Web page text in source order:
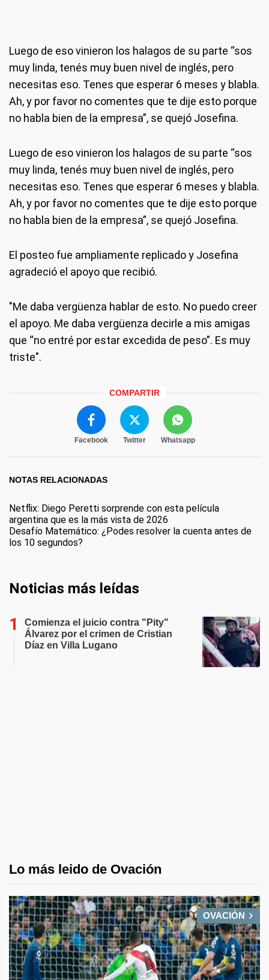
Luego de eso vinieron los halagos de su parte “sos
muy linda, tenés muy buen nivel de inglés, pero
necesitas eso. Tenes que esperar 6 meses y blabla.
Ah, y por favor no comentes que te dije esto porque
no habla bien de la empresa”, se quejó Josefina.
Luego de eso vinieron los halagos de su parte “sos
muy linda, tenés muy buen nivel de inglés, pero
necesitas eso. Tenes que esperar 6 meses y blabla.
Ah, y por favor no comentes que te dije esto porque
no habla bien de la empresa”, se quejó Josefina.
El posteo fue ampliamente replicado y Josefina
agradeció el apoyo que recibió.
"Me daba vergüenza hablar de esto. No puedo creer
el apoyo. Me daba vergüenza decirle a mis amigas
que “no entré por estar excedida de peso”. Es muy
triste".
COMPARTIR
Facebook Twitter Whatsapp
NOTAS RELACIONADAS
Netflix: Diego Peretti sorprende con esta película
argentina que es la más vista de 2026
Desafío Matemático: ¿Podes resolver la cuenta antes de
los 10 segundos?
Noticias más leídas
Comienza el juicio contra "Pity"
Álvarez por el crimen de Cristian
Díaz en Villa Lugano
Lo más leido de Ovación
OVACIÓN